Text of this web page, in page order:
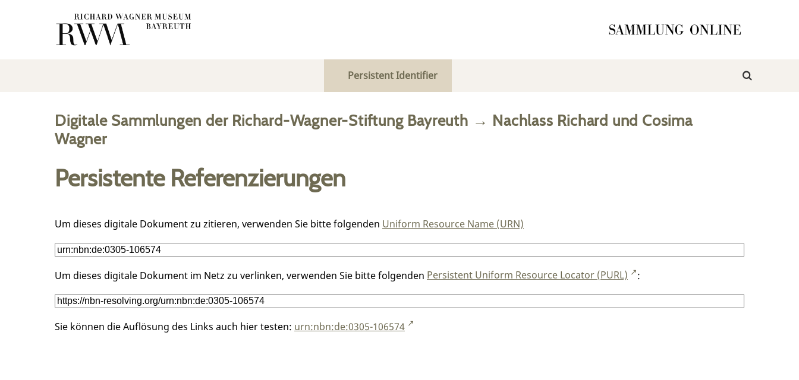
Persistent Identifier
Digitale Sammlungen der Richard-Wagner-Stiftung Bayreuth → Nachlass Richard und Cosima
Wagner
Persistente Referenzierungen
Um dieses digitale Dokument zu zitieren, verwenden Sie bitte folgenden Uniform Resource Name (URN)
Um dieses digitale Dokument im Netz zu verlinken, verwenden Sie bitte folgenden Persistent Uniform Resource Locator (PURL) :
Sie können die Auflösung des Links auch hier testen: urn:nbn:de:0305-106574